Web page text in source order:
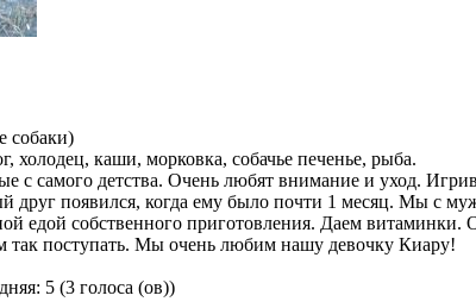
собаки)
холодец, каши, морковка, собачье печенье, рыба.
с самого детства. Очень любят внимание и уход.
друг появился, когда ему было почти 1 месяц. Мы с
едой собственного приготовления. Даем
так поступать. Мы очень любим нашу девочку Киару!
5 (3 голоса (ов))